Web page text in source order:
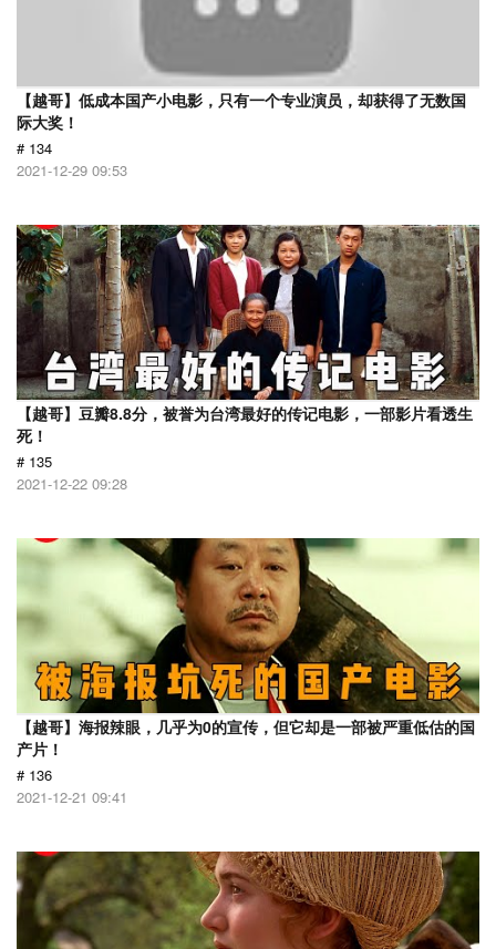
【越哥】低成本国产小电影，只有一个专业演员，却获得了无数国
际大奖！
# 134
2021-12-29 09:53
【越哥】豆瓣8.8分，被誉为台湾最好的传记电影，一部影片看透生
死！
# 135
2021-12-22 09:28
【越哥】海报辣眼，几乎为0的宣传，但它却是一部被严重低估的国
产片！
# 136
2021-12-21 09:41